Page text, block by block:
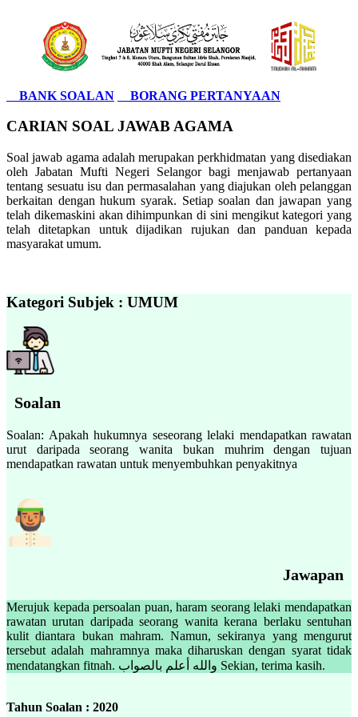
BANK SOALAN BORANG PERTANYAAN
CARIAN SOAL JAWAB AGAMA
Soal jawab agama adalah merupakan perkhidmatan yang disediakan
oleh Jabatan Mufti Negeri Selangor bagi menjawab pertanyaan
tentang sesuatu isu dan permasalahan yang diajukan oleh pelanggan
berkaitan dengan hukum syarak. Setiap soalan dan jawapan yang
telah dikemaskini akan dihimpunkan di sini mengikut kategori yang
telah ditetapkan untuk dijadikan rujukan dan panduan kepada
masyarakat umum.
Kategori Subjek : UMUM
Soalan
Soalan: Apakah hukumnya seseorang lelaki mendapatkan rawatan
urut daripada seorang wanita bukan muhrim dengan tujuan
mendapatkan rawatan untuk menyembuhkan penyakitnya
Jawapan
Merujuk kepada persoalan puan, haram seorang lelaki mendapatkan
rawatan urutan daripada seorang wanita kerana berlaku sentuhan
kulit diantara bukan mahram. Namun, sekiranya yang mengurut
tersebut adalah mahramnya maka diharuskan dengan syarat tidak
mendatangkan fitnah. والله أعلم بالصواب Sekian, terima kasih.
Tahun Soalan : 2020